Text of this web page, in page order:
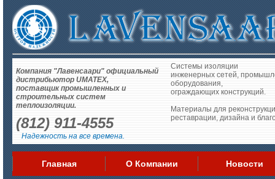
Компания "Лавенсаари" официальный
дистрибьютор UMATEX,
поставщик промышленных и
строительных систем
теплоизоляции.
(812) 911-4555
Надежность на все времена.
Системы изоляции
инженерных сетей,
оборудования,
ограждающих конструкций.
Материалы для
реставрации, дизайна и
Главная О Компании Новости